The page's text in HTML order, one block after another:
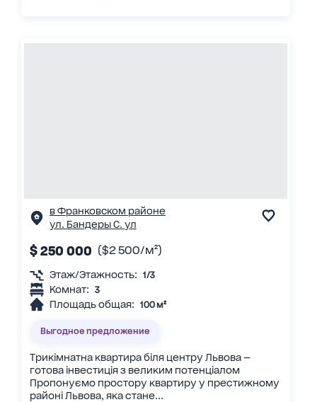
в Франковском районе
ул. Бандеры С. ул
$ 250 000 ($2 500/м²)
Этаж/Этажность: 1/3
Комнат: 3
Площадь общая: 100 м²
Выгодное предложение
Трикімнатна квартира біля центру Львова —
готова інвестиція з великим потенціалом
Пропонуємо простору квартиру у престижному
районі Львова, яка стане...